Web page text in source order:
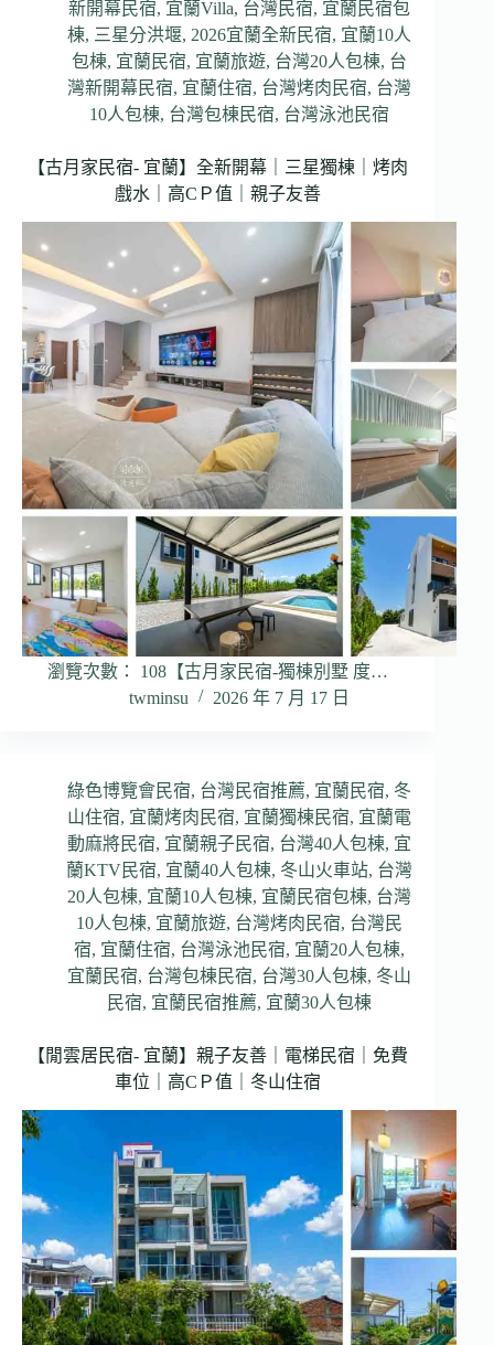
新開幕民宿, 宜蘭Villa, 台灣民宿, 宜蘭民宿包
棟, 三星分洪堰, 2026宜蘭全新民宿, 宜蘭10人
包棟, 宜蘭民宿, 宜蘭旅遊, 台灣20人包棟, 台
灣新開幕民宿, 宜蘭住宿, 台灣烤肉民宿, 台灣
10人包棟, 台灣包棟民宿, 台灣泳池民宿
【古月家民宿- 宜蘭】全新開幕｜三星獨棟｜烤肉
戲水｜高CＰ值｜親子友善
瀏覽次數： 108【古月家民宿-獨棟別墅 度…
twminsu
2026 年 7 月 17 日
綠色博覽會民宿, 台灣民宿推薦, 宜蘭民宿, 冬
山住宿, 宜蘭烤肉民宿, 宜蘭獨棟民宿, 宜蘭電
動麻將民宿, 宜蘭親子民宿, 台灣40人包棟, 宜
蘭KTV民宿, 宜蘭40人包棟, 冬山火車站, 台灣
20人包棟, 宜蘭10人包棟, 宜蘭民宿包棟, 台灣
10人包棟, 宜蘭旅遊, 台灣烤肉民宿, 台灣民
宿, 宜蘭住宿, 台灣泳池民宿, 宜蘭20人包棟,
宜蘭民宿, 台灣包棟民宿, 台灣30人包棟, 冬山
民宿, 宜蘭民宿推薦, 宜蘭30人包棟
【閒雲居民宿- 宜蘭】親子友善｜電梯民宿｜免費
車位｜高CＰ值｜冬山住宿